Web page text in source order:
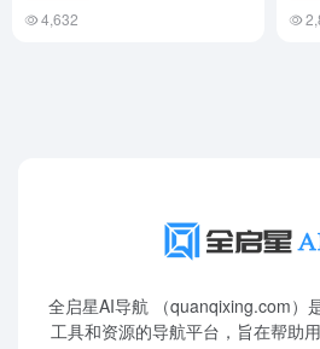
4,632
全启星AI导航 （quanqixing.com）
工具和资源的导航平台，旨在帮助